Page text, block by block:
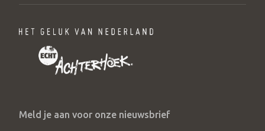
Meld je aan voor onze nieuwsbrief